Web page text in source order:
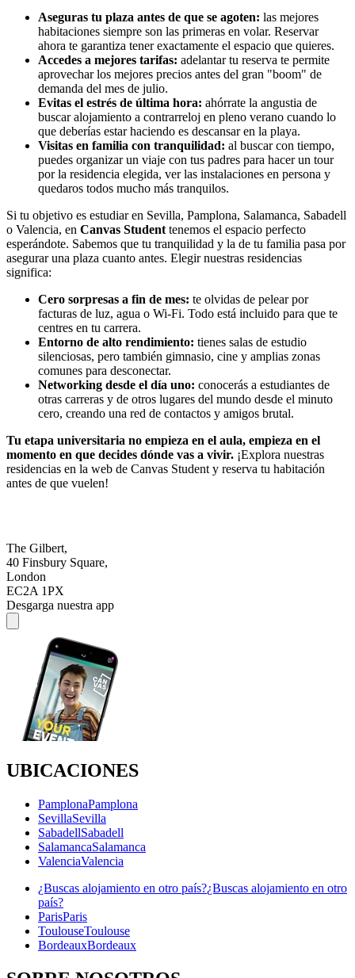
Aseguras tu plaza antes de que se agoten: las mejores
habitaciones siempre son las primeras en volar. Reservar
ahora te garantiza tener exactamente el espacio que quieres.
Accedes a mejores tarifas: adelantar tu reserva te permite
aprovechar los mejores precios antes del gran "boom" de
demanda del mes de julio.
Evitas el estrés de última hora: ahórrate la angustia de
buscar alojamiento a contrarreloj en pleno verano cuando lo
que deberías estar haciendo es descansar en la playa.
Visitas en familia con tranquilidad: al buscar con tiempo,
puedes organizar un viaje con tus padres para hacer un tour
por la residencia elegida, ver las instalaciones en persona y
quedaros todos mucho más tranquilos.
Si tu objetivo es estudiar en Sevilla, Pamplona, Salamanca, Sabadell
o Valencia, en Canvas Student tenemos el espacio perfecto
esperándote. Sabemos que tu tranquilidad y la de tu familia pasa por
asegurar una plaza cuanto antes. Elegir nuestras residencias
significa:
Cero sorpresas a fin de mes: te olvidas de pelear por
facturas de luz, agua o Wi-Fi. Todo está incluido para que te
centres en tu carrera.
Entorno de alto rendimiento: tienes salas de estudio
silenciosas, pero también gimnasio, cine y amplias zonas
comunes para desconectar.
Networking desde el día uno: conocerás a estudiantes de
otras carreras y de otros lugares del mundo desde el minuto
cero, creando una red de contactos y amigos brutal.
Tu etapa universitaria no empieza en el aula, empieza en el
momento en que decides dónde vas a vivir. ¡Explora nuestras
residencias en la web de Canvas Student y reserva tu habitación
antes de que vuelen!
The Gilbert,
40 Finsbury Square,
London
EC2A 1PX
Desgarga nuestra app
UBICACIONES
PamplonaPamplona
SevillaSevilla
SabadellSabadell
SalamancaSalamanca
ValenciaValencia
¿Buscas alojamiento en otro país?¿Buscas alojamiento en otro
país?
ParisParis
ToulouseToulouse
BordeauxBordeaux